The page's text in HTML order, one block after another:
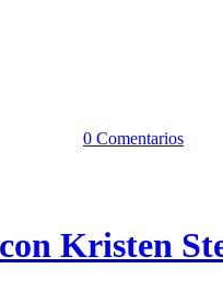
0 Comentarios
Kristen